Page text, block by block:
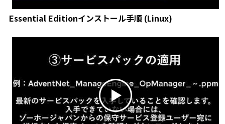
Essential Editionインストール手順 (Linux)